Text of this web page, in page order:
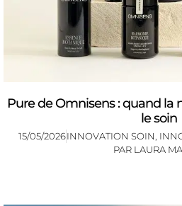
Pure de Omnisens : quand la
le soin
15/05/2026INNOVATION SOIN
PAR LAURA